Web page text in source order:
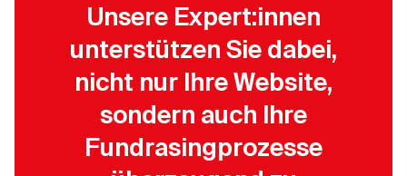
Unsere Expert:innen
unterstützen Sie dabei,
nicht nur Ihre Website,
sondern auch Ihre
Fundrasingprozesse